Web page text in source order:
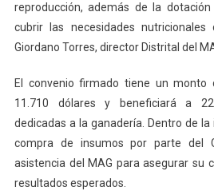
reproducción, además de la
cubrir las necesidades nutricionales
Giordano Torres, director Distrital del
El convenio firmado tiene un monto
11.710 dólares y beneficiará a
dedicadas a la ganadería. Dentro de
compra de insumos por parte del
asistencia del MAG para asegurar su
resultados esperados.